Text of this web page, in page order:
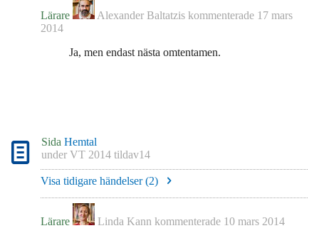
Lärare Alexander Baltatzis kommenterade 17 mars
2014
Ja, men endast nästa omtentamen.
Sida Hemtal
under VT 2014 tildav14
Visa tidigare händelser (2)
Lärare Linda Kann kommenterade 10 mars 2014